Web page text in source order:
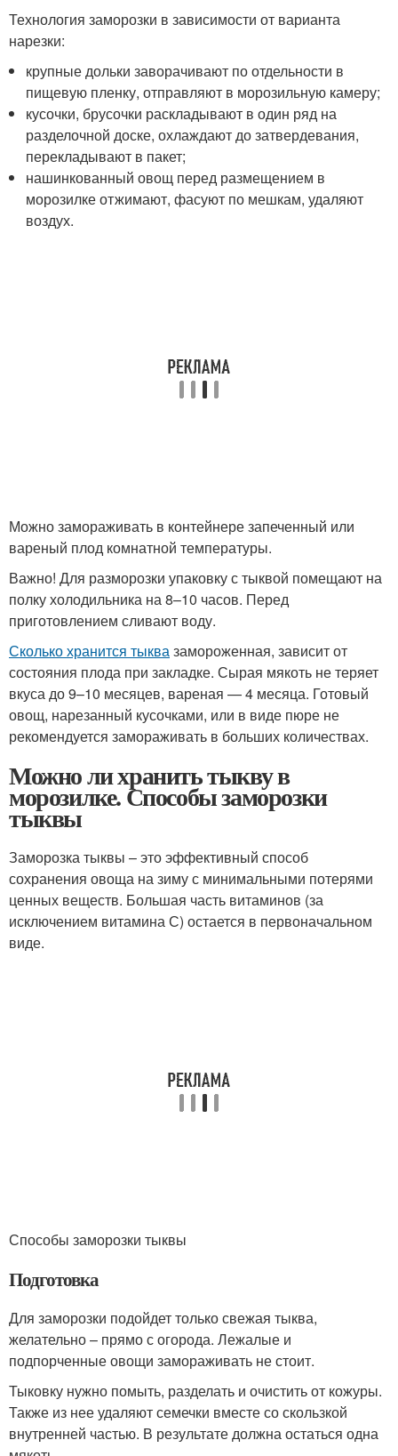
Технология заморозки в зависимости от варианта
нарезки:
крупные дольки заворачивают по отдельности в
пищевую пленку, отправляют в морозильную камеру;
кусочки, брусочки раскладывают в один ряд на
разделочной доске, охлаждают до затвердевания,
перекладывают в пакет;
нашинкованный овощ перед размещением в
морозилке отжимают, фасуют по мешкам, удаляют
воздух.
Можно замораживать в контейнере запеченный или
вареный плод комнатной температуры.
Важно! Для разморозки упаковку с тыквой помещают на
полку холодильника на 8–10 часов. Перед
приготовлением сливают воду.
Сколько хранится тыквазамороженная, зависит от
состояния плода при закладке. Сырая мякоть не теряет
вкуса до 9–10 месяцев, вареная — 4 месяца. Готовый
овощ, нарезанный кусочками, или в виде пюре не
рекомендуется замораживать в больших количествах.
Можно ли хранить тыкву в
морозилке. Способы заморозки
тыквы
Заморозка тыквы – это эффективный способ
сохранения овоща на зиму с минимальными потерями
ценных веществ. Большая часть витаминов (за
исключением витамина С) остается в первоначальном
виде.
Способы заморозки тыквы
Подготовка
Для заморозки подойдет только свежая тыква,
желательно – прямо с огорода. Лежалые и
подпорченные овощи замораживать не стоит.
Тыковку нужно помыть, разделать и очистить от кожуры.
Также из нее удаляют семечки вместе со скользкой
внутренней частью. В результате должна остаться одна